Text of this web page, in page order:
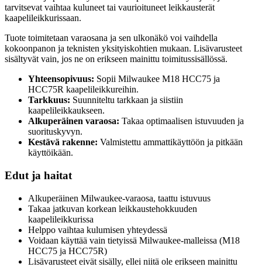
tarvitsevat vaihtaa kuluneet tai vaurioituneet leikkausterät
kaapelileikkurissaan.
Tuote toimitetaan varaosana ja sen ulkonäkö voi vaihdella
kokoonpanon ja teknisten yksityiskohtien mukaan. Lisävarusteet
sisältyvät vain, jos ne on erikseen mainittu toimitussisällössä.
Yhteensopivuus: Sopii Milwaukee M18 HCC75 ja
HCC75R kaapelileikkureihin.
Tarkkuus: Suunniteltu tarkkaan ja siistiin
kaapelileikkaukseen.
Alkuperäinen varaosa: Takaa optimaalisen istuvuuden ja
suorituskyvyn.
Kestävä rakenne: Valmistettu ammattikäyttöön ja pitkään
käyttöikään.
Edut ja haitat
Alkuperäinen Milwaukee-varaosa, taattu istuvuus
Takaa jatkuvan korkean leikkaustehokkuuden
kaapelileikkurissa
Helppo vaihtaa kulumisen yhteydessä
Voidaan käyttää vain tietyissä Milwaukee-malleissa (M18
HCC75 ja HCC75R)
Lisävarusteet eivät sisälly, ellei niitä ole erikseen mainittu